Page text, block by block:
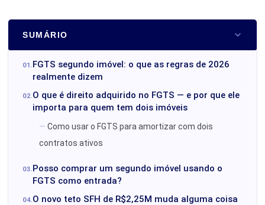
SUMÁRIO
FGTS segundo imóvel: o que as regras de 2026
realmente dizem
O que é direito adquirido no FGTS — e por que ele
importa para quem tem dois imóveis
Como usar o FGTS para amortizar com dois
contratos ativos
Posso comprar um segundo imóvel usando o
FGTS como entrada?
O novo teto SFH de R$2,25M muda alguma coisa